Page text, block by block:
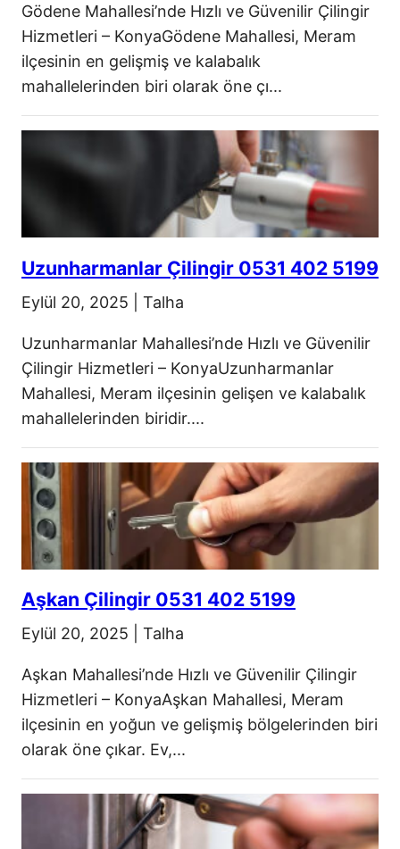
Gödene Mahallesi’nde Hızlı ve Güvenilir Çilingir
Hizmetleri – KonyaGödene Mahallesi, Meram
ilçesinin en gelişmiş ve kalabalık
mahallelerinden biri olarak öne çı...
Uzunharmanlar Çilingir 0531 402 5199
Eylül 20, 2025 Talha
Uzunharmanlar Mahallesi’nde Hızlı ve Güvenilir
Çilingir Hizmetleri – KonyaUzunharmanlar
Mahallesi, Meram ilçesinin gelişen ve kalabalık
mahallelerinden biridir....
Aşkan Çilingir 0531 402 5199
Eylül 20, 2025 Talha
Aşkan Mahallesi’nde Hızlı ve Güvenilir Çilingir
Hizmetleri – KonyaAşkan Mahallesi, Meram
ilçesinin en yoğun ve gelişmiş bölgelerinden biri
olarak öne çıkar. Ev,...